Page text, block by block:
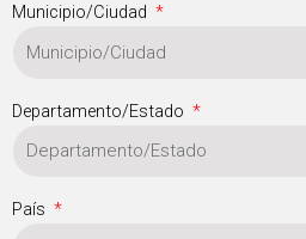
Municipio/Ciudad
Departamento/Estado
País